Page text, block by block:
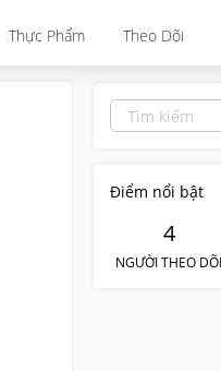
Thực Phẩm Theo Dõi
Điểm nổi bật
4
NGƯỜI THEO DÕI